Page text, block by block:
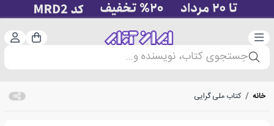
دسته‌بندی سبد
جستجوی کتاب، نویسنده و...
خانه / کتاب ملی گرایی